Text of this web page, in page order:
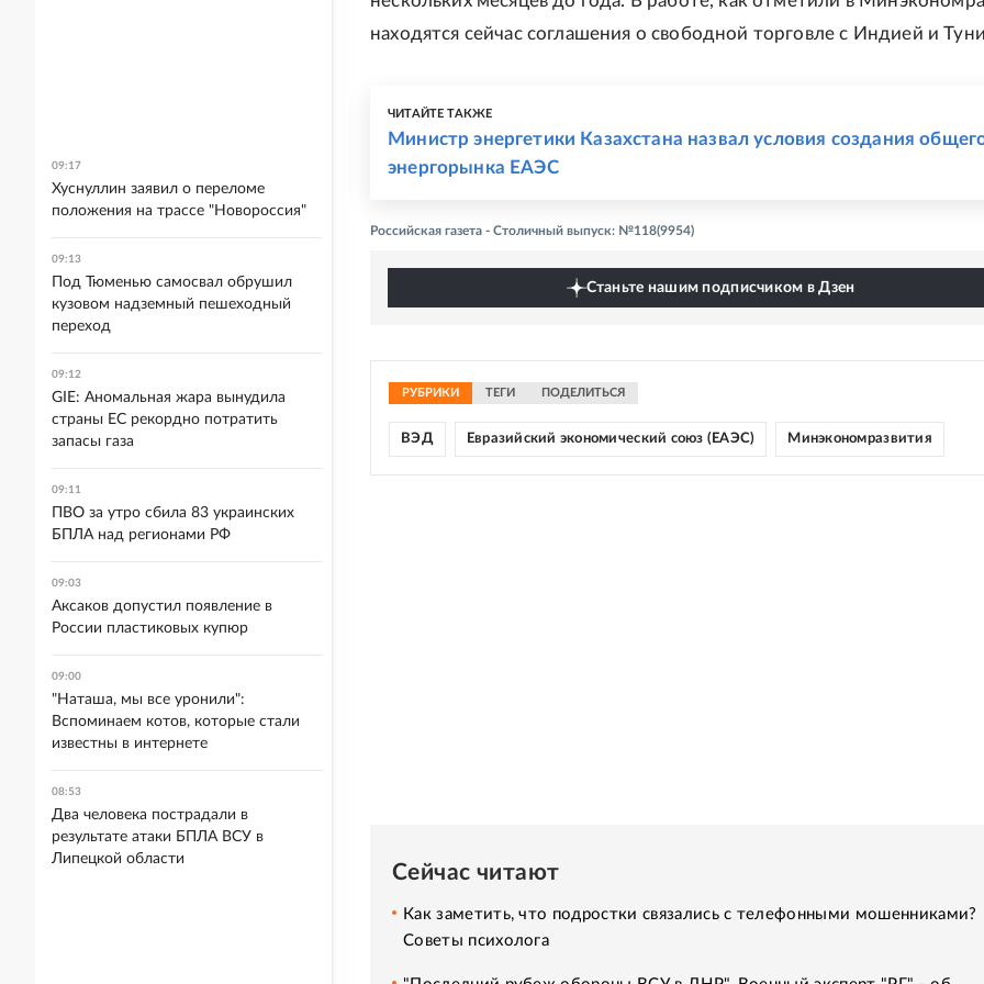
находятся сейчас соглашения о свободной торговле с Индией и
ЧИТАЙТЕ ТАКЖЕ
Министр энергетики Казахстана назвал условия создания
энергорынка ЕАЭС
Российская газета - Столичный выпуск: №118(9954)
Станьте нашим подписчиком в Дзен
РУБРИКИ ТЕГИ ПОДЕЛИТЬСЯ
ВЭД Евразийский экономический союз (ЕАЭС) Минэкономразвития
Сейчас читают
Как заметить, что подростки связались с телефонными мошенниками?
Советы психолога
09:17
Хуснуллин заявил о переломе
положения на трассе "Новороссия"
09:13
Под Тюменью самосвал обрушил
кузовом надземный пешеходный
переход
09:12
GIE: Аномальная жара вынудила
страны ЕС рекордно потратить
запасы газа
09:11
ПВО за утро сбила 83 украинских
БПЛА над регионами РФ
09:03
Аксаков допустил появление в
России пластиковых купюр
09:00
"Наташа, мы все уронили":
Вспоминаем котов, которые стали
известны в интернете
08:53
Два человека пострадали в
результате атаки БПЛА ВСУ в
Липецкой области